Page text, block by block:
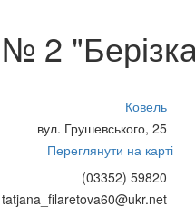
2
Ковель
вул. Грушевського, 25
Переглянути на карті
(03352) 59820
tatjana_filaretova60@ukr.net